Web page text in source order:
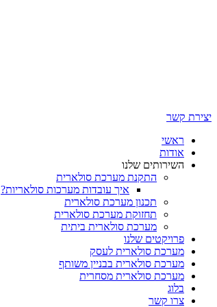
יצירת קשר
ראשי
אודות
השירותים שלנו
התקנת מערכת סולארית
איך עובדות מערכות סולאריות?
תכנון מערכת סולארית
תחזוקת מערכת סולארית
מערכת סולארית ביתית
פרויקטים שלנו
מערכת סולארית לעסק
מערכת סולארית בבניין משותף
מערכת סולארית מסחרית
בלוג
צרו קשר